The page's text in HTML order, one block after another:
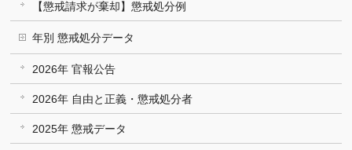
【懲戒請求が棄却】懲戒処分例
年別 懲戒処分データ
2026年 官報公告
2026年 自由と正義・懲戒処分者
2025年 懲戒データ